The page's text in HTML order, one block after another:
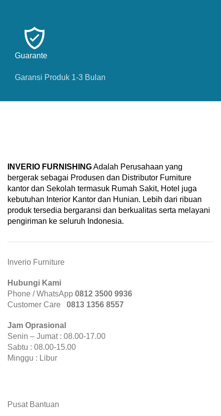
Guarante
Garansi Produk 1-3 Bulan
INVERIO FURNISHINGAdalah Perusahaan yang
bergerak sebagai Produsen dan Distributor Furniture
kantor dan Sekolah termasuk Rumah Sakit, Hotel juga
kebutuhan Interior Kantor dan Hunian. Lebih dari ribuan
produk tersedia bergaransi dan berkualitas serta melayani
pengiriman ke seluruh Indonesia.
Inverio Furniture
Hubungi Kami
Phone / WhatsApp 0812 3500 9936
Customer Care 0813 1356 8557
Jam Oprasional
Senin – Jumat : 08.00-17.00
Sabtu : 08.00-15.00
Minggu : Libur
Pusat Bantuan